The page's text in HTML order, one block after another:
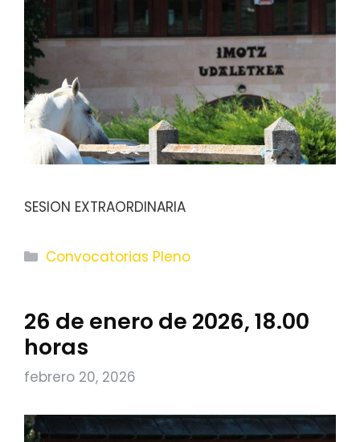
SESION EXTRAORDINARIA
Categorías
Convocatorias Pleno
26 de enero de 2026, 18.00
horas
febrero 20, 2026